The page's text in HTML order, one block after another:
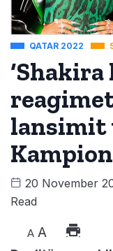
QATAR 2022
lansimit
20 November
Read
A A